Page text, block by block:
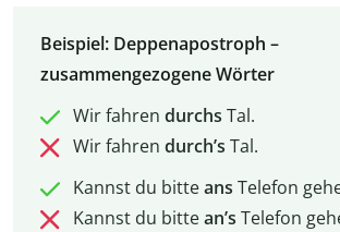
Beispiel: Deppenapostroph –
zusammengezogene Wörter
Wir fahren durchs Tal.
Wir fahren durch’s Tal.
Kannst du bitteans Telefon
Kannst du bittean’s Telefon